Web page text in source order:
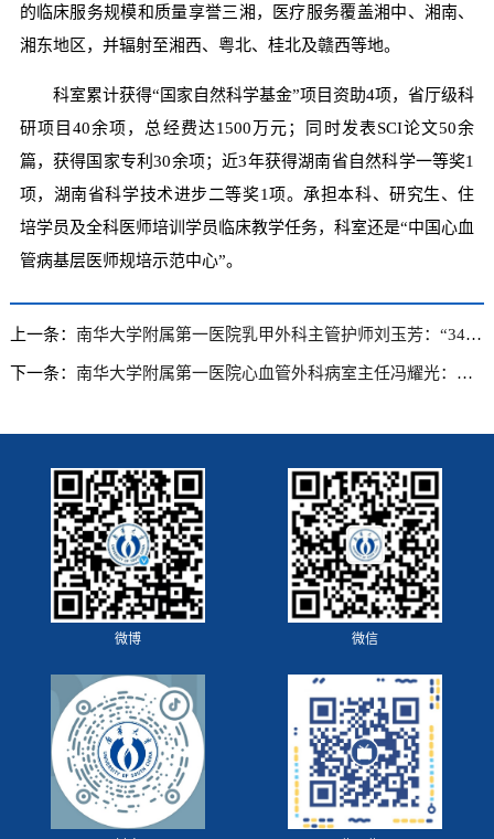
的临床服务规模和质量享誉三湘，医疗服务覆盖湘中、湘南、
湘东地区，并辐射至湘西、粤北、桂北及赣西等地。
科室累计获得“国家自然科学基金”项目资助4项，省厅级科
研项目40余项，总经费达1500万元；同时发表SCI论文50余
篇，获得国家专利30余项；近3年获得湖南省自然科学一等奖1
项，湖南省科学技术进步二等奖1项。承担本科、研究生、住
培学员及全科医师培训学员临床教学任务，科室还是“中国心血
管病基层医师规培示范中心”。
上一条： 南华大学附属第一医院乳甲外科主管护师刘玉芳：“34年护士生涯，我无怨无悔！”
下一条： 南华大学附属第一医院心血管外科病室主任冯耀光：永远和患者在同一战线
微博 微信